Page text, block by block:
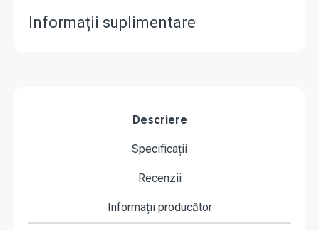
Informații suplimentare
Descriere
Specificații
Recenzii
Informații producător